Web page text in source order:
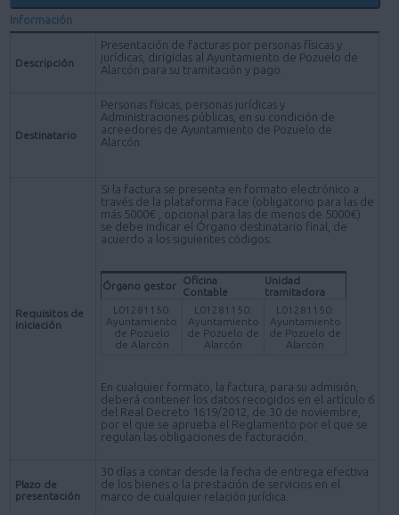
Información
Descripción
Presentación de facturas por personas físicas y
jurídicas, dirigidas al Ayuntamiento de Pozuelo de
Alarcón para su tramitación y pago.
Destinatario
Personas físicas, personas jurídicas y
Administraciones públicas, en su condición de
acreedores de Ayuntamiento de Pozuelo de
Alarcón.
Requisitos de
iniciación
Si la factura se presenta en formato electrónico a
través de la plataforma Face (obligatorio para las de
más 5000€ , opcional para las de menos de 5000€)
se debe indicar el Órgano destinatario final, de
acuerdo a los siguientes códigos:
Órgano gestor
Oficina
Contable
Unidad
tramitadora
L01281150:
Ayuntamiento
de Pozuelo
de Alarcón
L01281150:
Ayuntamiento
de Pozuelo de
Alarcón
L01281150:
Ayuntamiento
de Pozuelo de
Alarcón
En cualquier formato, la factura, para su admisión,
deberá contener los datos recogidos en el artículo 6
del Real Decreto 1619/2012, de 30 de noviembre,
por el que se aprueba el Reglamento por el que se
regulan las obligaciones de facturación.
Plazo de
presentación
30 días a contar desde la fecha de entrega efectiva
de los bienes o la prestación de servicios en el
marco de cualquier relación jurídica.